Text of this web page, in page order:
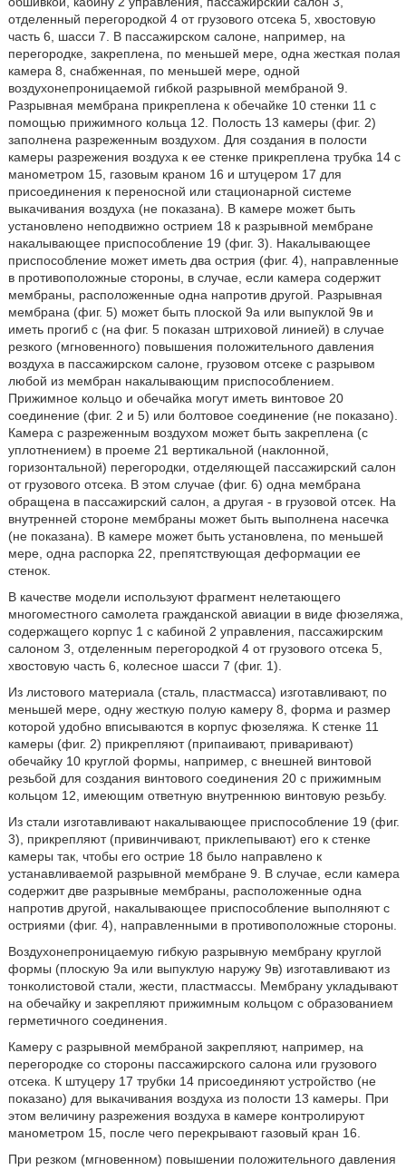
отделенный перегородкой 4 от грузового отсека 5, хвостовую
часть 6, шасси 7. В пассажирском салоне, например, на
перегородке, закреплена, по меньшей мере, одна жесткая полая
камера 8, снабженная, по меньшей мере, одной
воздухонепроницаемой гибкой разрывной мембраной 9.
Разрывная мембрана прикреплена к обечайке 10 стенки 11 с
помощью прижимного кольца 12. Полость 13 камеры (фиг. 2)
заполнена разреженным воздухом. Для создания в полости
камеры разрежения воздуха к ее стенке прикреплена трубка 14 с
манометром 15, газовым краном 16 и штуцером 17 для
присоединения к переносной или стационарной системе
выкачивания воздуха (не показана). В камере может быть
установлено неподвижно острием 18 к разрывной мембране
накалывающее приспособление 19 (фиг. 3). Накалывающее
приспособление может иметь два острия (фиг. 4), направленные
в противоположные стороны, в случае, если камера содержит
мембраны, расположенные одна напротив другой. Разрывная
мембрана (фиг. 5) может быть плоской 9а или выпуклой 9в и
иметь прогиб с (на фиг. 5 показан штриховой линией) в случае
резкого (мгновенного) повышения положительного давления
воздуха в пассажирском салоне, грузовом отсеке с разрывом
любой из мембран накалывающим приспособлением.
Прижимное кольцо и обечайка могут иметь винтовое 20
соединение (фиг. 2 и 5) или болтовое соединение (не показано).
Камера с разреженным воздухом может быть закреплена (с
уплотнением) в проеме 21 вертикальной (наклонной,
горизонтальной) перегородки, отделяющей пассажирский салон
от грузового отсека. В этом случае (фиг. 6) одна мембрана
обращена в пассажирский салон, а другая - в грузовой отсек. На
внутренней стороне мембраны может быть выполнена насечка
(не показана). В камере может быть установлена, по меньшей
мере, одна распорка 22, препятствующая деформации ее
стенок.
В качестве модели используют фрагмент нелетающего
многоместного самолета гражданской авиации в виде фюзеляжа,
содержащего корпус 1 с кабиной 2 управления, пассажирским
салоном 3, отделенным перегородкой 4 от грузового отсека 5,
хвостовую часть 6, колесное шасси 7 (фиг. 1).
Из листового материала (сталь, пластмасса) изготавливают, по
меньшей мере, одну жесткую полую камеру 8, форма и размер
которой удобно вписываются в корпус фюзеляжа. К стенке 11
камеры (фиг. 2) прикрепляют (припаивают, приваривают)
обечайку 10 круглой формы, например, с внешней винтовой
резьбой для создания винтового соединения 20 с прижимным
кольцом 12, имеющим ответную внутреннюю винтовую резьбу.
Из стали изготавливают накалывающее приспособление 19 (фиг.
3), прикрепляют (привинчивают, приклепывают) его к стенке
камеры так, чтобы его острие 18 было направлено к
устанавливаемой разрывной мембране 9. В случае, если камера
содержит две разрывные мембраны, расположенные одна
напротив другой, накалывающее приспособление выполняют с
остриями (фиг. 4), направленными в противоположные стороны.
Воздухонепроницаемую гибкую разрывную мембрану круглой
формы (плоскую 9а или выпуклую наружу 9в) изготавливают из
тонколистовой стали, жести, пластмассы. Мембрану укладывают
на обечайку и закрепляют прижимным кольцом с образованием
герметичного соединения.
Камеру с разрывной мембраной закрепляют, например, на
перегородке со стороны пассажирского салона или грузового
отсека. К штуцеру 17 трубки 14 присоединяют устройство (не
показано) для выкачивания воздуха из полости 13 камеры. При
этом величину разрежения воздуха в камере контролируют
манометром 15, после чего перекрывают газовый кран 16.
При резком (мгновенном) повышении положительного давления